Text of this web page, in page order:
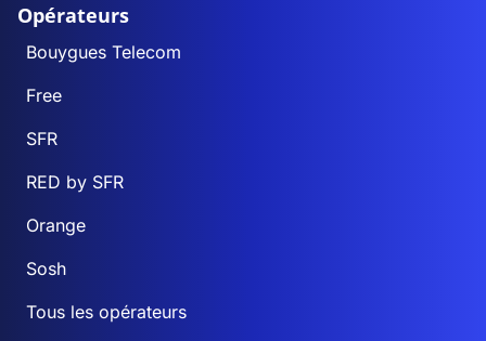
Opérateurs
Bouygues Telecom
Free
SFR
RED by SFR
Orange
Sosh
Tous les opérateurs